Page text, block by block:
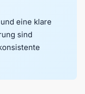
eine klare
sind